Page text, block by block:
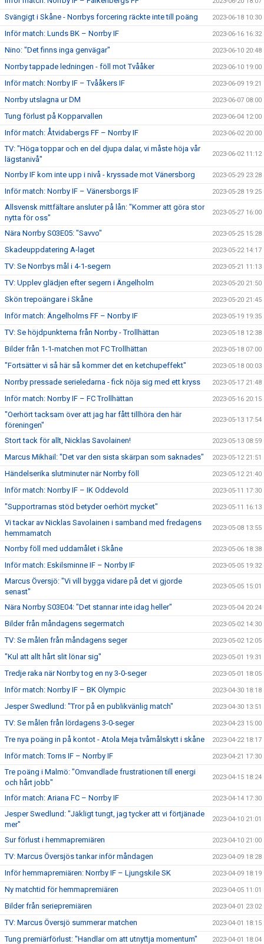
Svängigt i Skåne - Norrbys forcering räckte inte till poäng 2023-06-18 10:30
Inför match: Lunds BK – Norrby IF 2023-06-16 16:32
Nino: "Det finns inga genvägar" 2023-06-10 20:48
Norrby tappade ledningen - föll mot Tvååker 2023-06-10 19:00
Inför match: Norrby IF – Tvååkers IF 2023-06-09 19:21
Norrby utslagna ur DM 2023-06-07 08:00
Tung förlust på Kopparvallen 2023-06-04 12:00
Inför match: Åtvidabergs FF – Norrby IF 2023-06-02 20:00
TV: "Höga toppar och en del djupa dalar, vi måste höja vår
lägstanivå"
2023-06-02 11:12
Norrby IF kom inte upp i nivå - kryssade mot Vänersborg 2023-05-29 23:28
Inför match: Norrby IF – Vänersborgs IF 2023-05-28 19:25
Allsvensk mittfältare ansluter på lån: "Kommer att göra stor
nytta för oss"
2023-05-27 16:00
Nära Norrby S03E05: "Savvo" 2023-05-25 15:28
Skadeuppdatering A-laget 2023-05-22 14:17
TV: Se Norrbys mål i 4-1-segern 2023-05-21 11:13
TV: Upplev glädjen efter segern i Ängelholm 2023-05-20 21:50
Skön trepoängare i Skåne 2023-05-20 21:45
Inför match: Ängelholms FF – Norrby IF 2023-05-19 19:35
TV: Se höjdpunkterna från Norrby - Trollhättan 2023-05-18 12:38
Bilder från 1-1-matchen mot FC Trollhättan 2023-05-18 07:00
"Fortsätter vi så här så kommer det en ketchupeffekt" 2023-05-18 00:03
Norrby pressade serieledarna - fick nöja sig med ett kryss 2023-05-17 21:48
Inför match: Norrby IF – FC Trollhättan 2023-05-16 20:15
"Oerhört tacksam över att jag har fått tillhöra den här
föreningen"
2023-05-13 17:54
Stort tack för allt, Nicklas Savolainen! 2023-05-13 08:59
Marcus Mikhail: "Det var den sista skärpan som saknades" 2023-05-12 21:51
Händelserika slutminuter när Norrby föll 2023-05-12 21:40
Inför match: Norrby IF – IK Oddevold 2023-05-11 17:30
"Supportrarnas stöd betyder oerhört mycket" 2023-05-11 16:13
Vi tackar av Nicklas Savolainen i samband med fredagens
hemmamatch
2023-05-08 13:55
Norrby föll med uddamålet i Skåne 2023-05-06 18:38
Inför match: Eskilsminne IF – Norrby IF 2023-05-05 19:32
Marcus Översjö: "Vi vill bygga vidare på det vi gjorde
senast"
2023-05-05 15:01
Nära Norrby S03E04: "Det stannar inte idag heller" 2023-05-04 20:24
Bilder från måndagens segermatch 2023-05-02 14:30
TV: Se målen från måndagens seger 2023-05-02 12:05
"Kul att allt hårt slit lönar sig" 2023-05-01 19:31
Tredje raka när Norrby tog en ny 3-0-seger 2023-05-01 18:05
Inför match: Norrby IF – BK Olympic 2023-04-30 18:18
Jesper Swedlund: "Tror på en publikvänlig match" 2023-04-30 13:51
TV: Se målen från lördagens 3-0-seger 2023-04-23 15:00
Tre nya poäng in på kontot - Atola Meja tvåmålskytt i skåne 2023-04-22 18:17
Inför match: Torns IF – Norrby IF 2023-04-21 17:30
Tre poäng i Malmö: "Omvandlade frustrationen till energi
och hårt jobb"
2023-04-15 18:24
Inför match: Ariana FC – Norrby IF 2023-04-14 17:30
Jesper Swedlund: "Jäkligt tungt, jag tycker att vi förtjänade
mer"
2023-04-10 21:01
Sur förlust i hemmapremiären 2023-04-10 21:00
TV: Marcus Översjös tankar inför måndagen 2023-04-09 18:28
Inför hemmapremiären: Norrby IF – Ljungskile SK 2023-04-09 18:19
Ny matchtid för hemmapremiären 2023-04-05 11:01
Bilder från seriepremiären 2023-04-01 23:02
TV: Marcus Översjö summerar matchen 2023-04-01 18:15
Tung premiärförlust: "Handlar om att utnyttja momentum" 2023-04-01 18:04